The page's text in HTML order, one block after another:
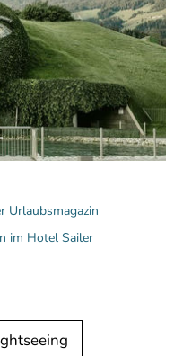
Urlaubsmagazin
im Hotel Sailer